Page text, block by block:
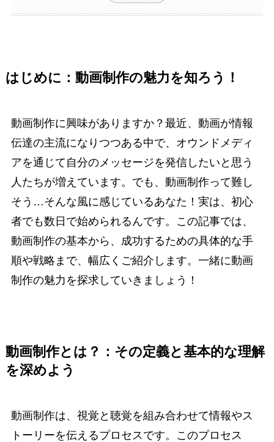
はじめに：動画制作の魅力を知ろう！
動画制作に興味がありますか？最近、動画が情報
伝達の主流になりつつある中で、オウンドメディ
アを通じて自分のメッセージを発信したいと思う
人たちが増えています。でも、動画制作って難し
そう…そんな風に感じているあなた！実は、初心
者でも数日で始められるんです。この記事では、
動画制作の基本から、成功するための具体的な手
順や戦略まで、幅広くご紹介します。一緒に動画
制作の魅力を探求していきましょう！
動画制作とは？：その定義と基本的な理解
を深めよう
動画制作は、視覚と聴覚を組み合わせて情報やス
トーリーを伝えるプロセスです。このプロセス